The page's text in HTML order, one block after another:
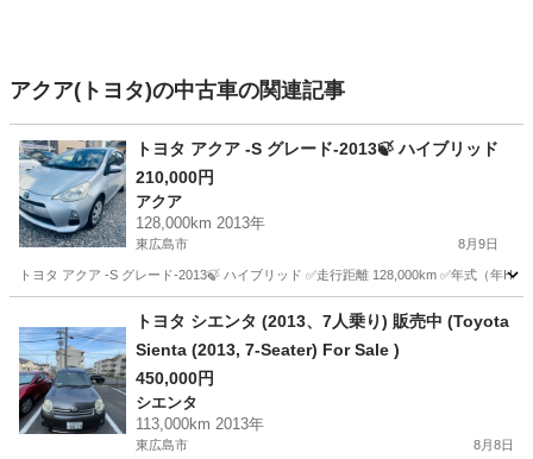
アクア(トヨタ)の中古車の関連記事
トヨタ アクア -S グレード-2013🍃 ハイブリッド
210,000円
アクア
128,000km 2013年
東広島市 8月9日
トヨタ アクア -S グレード-2013🍃 ハイブリッド ✅走行距離 128,000km ✅年式（年
アクア
トヨタ シエンタ (2013、7人乗り) 販売中 (Toyota
Sienta (2013, 7-Seater) For Sale )
450,000円
シエンタ
113,000km 2013年
東広島市 8月8日